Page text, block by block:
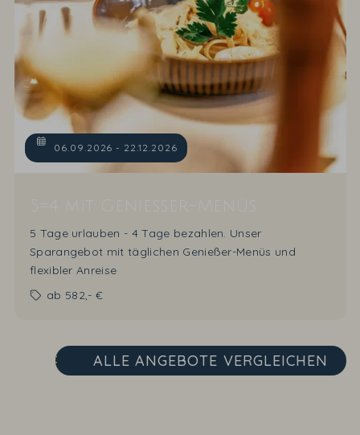
06.09.2026 - 22.12.2026
5 Tage urlauben - 4 Tage bezahlen. Unser
Sparangebot mit täglichen Genießer-Menüs und
flexibler Anreise
ab 582,- €
ALLE ANGEBOTE VERGLEICHEN